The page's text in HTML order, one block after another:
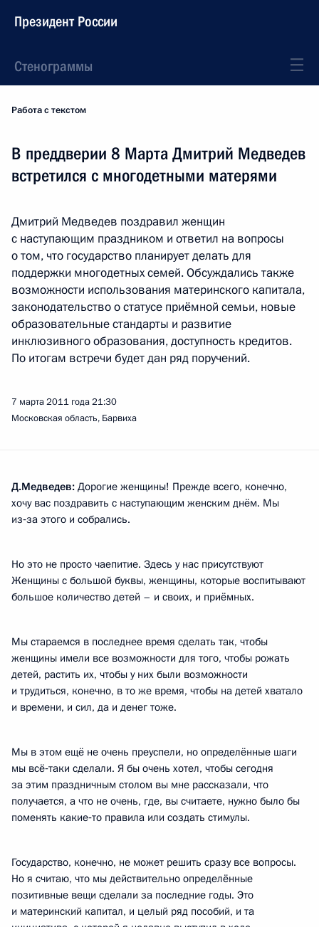
Президент России
Стенограммы
Работа с текстом
В преддверии 8 Марта Дмитрий Медведев
встретился с многодетными матерями
Дмитрий Медведев поздравил женщин
с наступающим праздником и ответил на вопросы
о том, что государство планирует делать для
поддержки многодетных семей. Обсуждались также
возможности использования материнского капитала,
законодательство о статусе приёмной семьи, новые
образовательные стандарты и развитие
инклюзивного образования, доступность кредитов.
По итогам встречи будет дан ряд поручений.
7 марта 2011 года21:30
Московская область, Барвиха
Д.Медведев: Дорогие женщины! Прежде всего, конечно,
хочу вас поздравить с наступающим женским днём. Мы
из‑за этого и собрались.
Но это не просто чаепитие. Здесь у нас присутствуют
Женщины с большой буквы, женщины, которые воспитывают
большое количество детей – и своих, и приёмных.
Мы стараемся в последнее время сделать так, чтобы
женщины имели все возможности для того, чтобы рожать
детей, растить их, чтобы у них были возможности
и трудиться, конечно, в то же время, чтобы на детей хватало
и времени, и сил, да и денег тоже.
Мы в этом ещё не очень преуспели, но определённые шаги
мы всё‑таки сделали. Я бы очень хотел, чтобы сегодня
за этим праздничным столом вы мне рассказали, что
получается, а что не очень, где, вы считаете, нужно было бы
поменять какие‑то правила или создать стимулы.
Государство, конечно, не может решить сразу все вопросы.
Но я считаю, что мы действительно определённые
позитивные вещи сделали за последние годы. Это
и материнский капитал, и целый ряд пособий, и та